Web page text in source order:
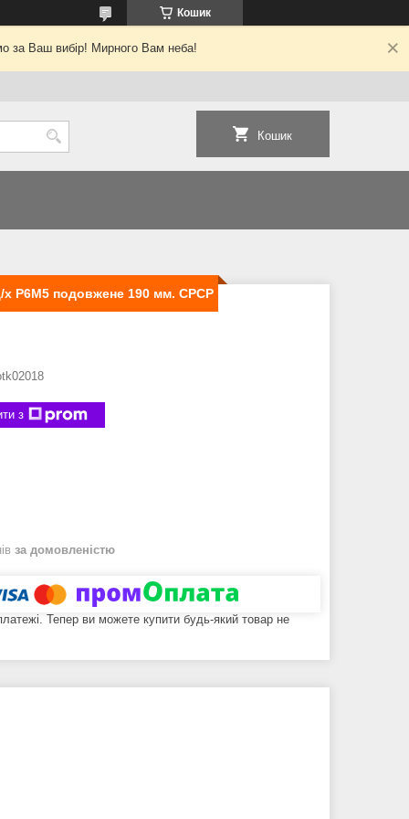
Кошик
за Ваш вибір! Мирного Вам неба!
Кошик
х Р6М5 подовжене 190 мм. СРСР
з
за домовленістю
Тепер ви можете купити будь-який товар не